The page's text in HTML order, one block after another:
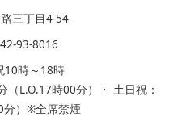
三丁目4-54
93-8016
10時～18時
L.O.17時00分）・ 土日祝：
分）※全席禁煙